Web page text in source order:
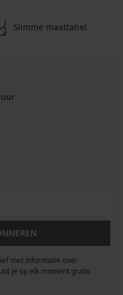
Slimme maattabel
met informatie over
je op elk moment gratis